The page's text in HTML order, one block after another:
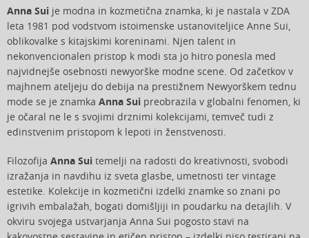
Anna Sui je modna in kozmetična znamka, ki je nastala v ZDA
leta 1981 pod vodstvom istoimenske ustanoviteljice Anne Sui,
oblikovalke s kitajskimi koreninami. Njen talent in
nekonvencionalen pristop k modi sta jo hitro ponesla med
najvidnejše osebnosti newyorške modne scene. Od začetkov v
majhnem ateljeju do debija na prestižnem Newyorškem tednu
mode se je znamka Anna Sui preobrazila v globalni fenomen, ki
je očaral ne le s svojimi drznimi kolekcijami, temveč tudi z
edinstvenim pristopom k lepoti in ženstvenosti.
Filozofija Anna Sui temelji na radosti do kreativnosti, svobodi
izražanja in navdihu iz sveta glasbe, umetnosti ter vintage
estetike. Kolekcije in kozmetični izdelki znamke so znani po
igrivih embalažah, bogati domišljiji in poudarku na detajlih. V
okviru svojega ustvarjanja Anna Sui pogosto stavi na